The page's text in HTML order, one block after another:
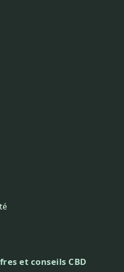
et conseils CBD